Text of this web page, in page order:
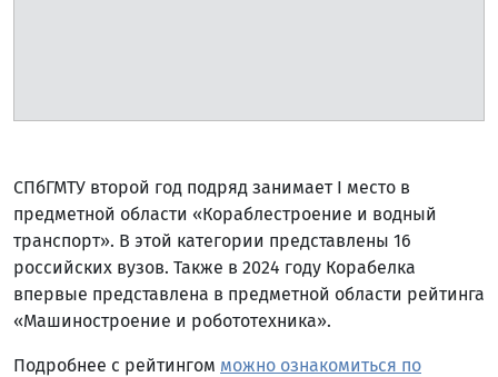
СПбГМТУ второй год подряд занимает I место в
предметной области «Кораблестроение и водный
транспорт». В этой категории представлены 16
российских вузов. Также в 2024 году Корабелка
впервые представлена в предметной области рейтинга
«Машиностроение и робототехника».
Подробнее с рейтингом можно ознакомиться по